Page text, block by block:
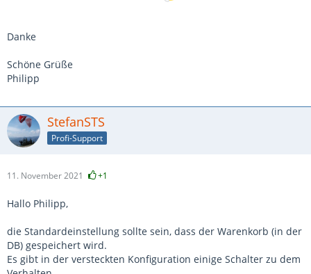
Danke
Schöne Grüße
Philipp
StefanSTS
Profi-Support
11. November 2021 +1
Hallo Philipp,
die Standardeinstellung sollte sein, dass der Warenkorb (in der
DB) gespeichert wird.
Es gibt in der versteckten Konfiguration einige Schalter zu dem